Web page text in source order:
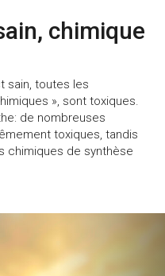
chimique
sain, toutes les
», sont toxiques.
de nombreuses
toxiques, tandis
chimiques de synthèse